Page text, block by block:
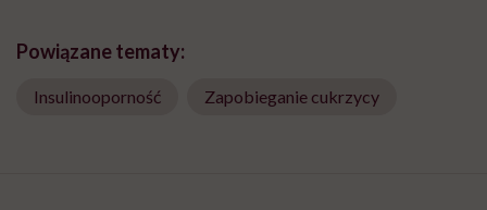
Powiązane tematy:
Insulinooporność Zapobieganie cukrzycy